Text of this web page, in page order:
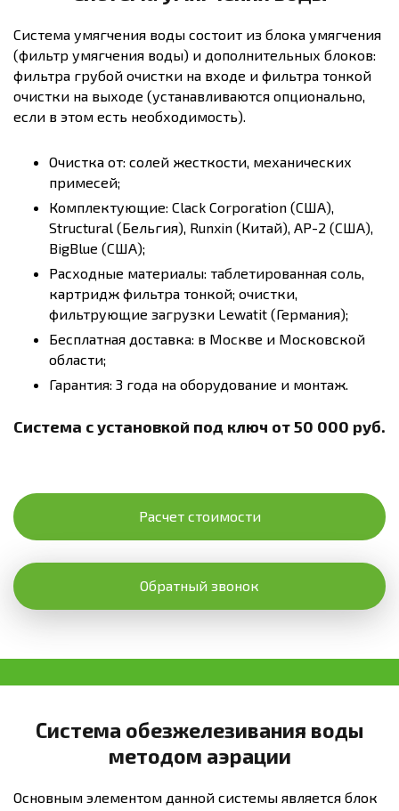
Система умягчения воды состоит из блока умягчения
(фильтр умягчения воды) и дополнительных блоков:
фильтра грубой очистки на входе и фильтра тонкой
очистки на выходе (устанавливаются опционально,
если в этом есть необходимость).
Очистка от: солей жесткости, механических
примесей;
Комплектующие: Clack Corporation (США),
Structural (Бельгия), Runxin (Китай), AP-2 (США),
BigBlue (США);
Расходные материалы: таблетированная соль,
картридж фильтра тонкой; очистки,
фильтрующие загрузки Lewatit (Германия);
Бесплатная доставка: в Москве и Московской
области;
Гарантия: 3 года на оборудование и монтаж.
Система с установкой под ключ от 50 000 руб.
Расчет стоимости
Обратный звонок
Система обезжелезивания воды
методом аэрации
Основным элементом данной системы является блок